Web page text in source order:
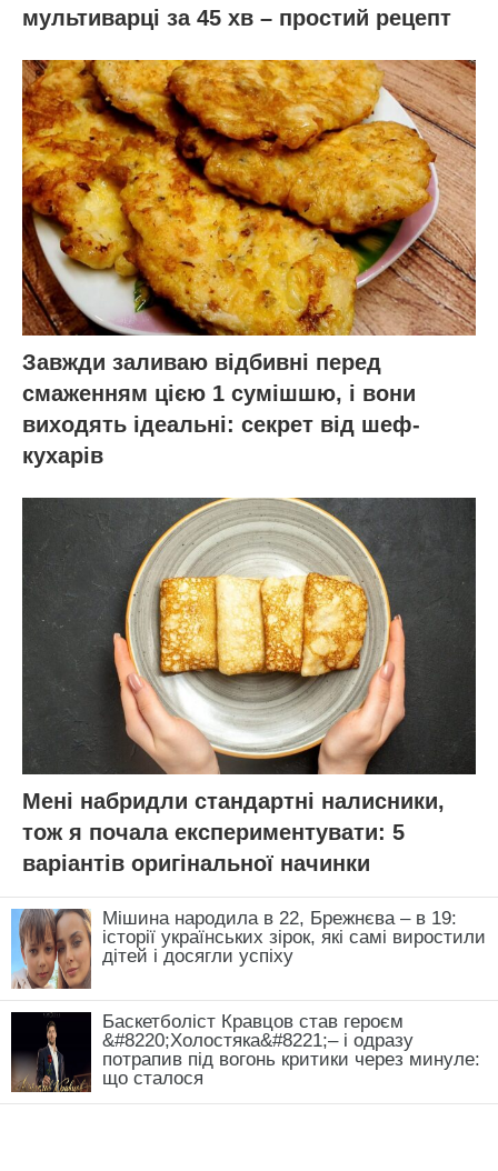
мультиварці за 45 хв – простий рецепт
Завжди заливаю відбивні перед
смаженням цією 1 сумішшю, і вони
виходять ідеальні: секрет від шеф-
кухарів
Мені набридли стандартні налисники,
тож я почала експериментувати: 5
варіантів оригінальної начинки
Мішина народила в 22, Брежнєва – в 19:
історії українських зірок, які самі виростили
дітей і досягли успіху
Баскетболіст Кравцов став героєм
&#8220;Холостяка&#8221;– і одразу
потрапив під вогонь критики через минуле:
що сталося